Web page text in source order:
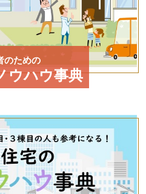
のための
ウハウ事典